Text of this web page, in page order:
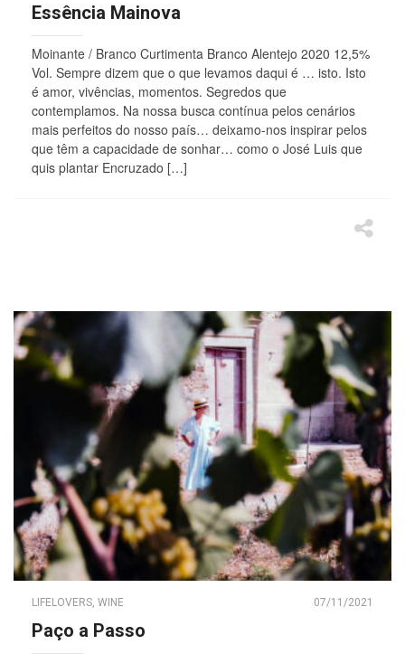
Essência Mainova
Moinante / Branco Curtimenta Branco Alentejo 2020 12,5%
Vol. Sempre dizem que o que levamos daqui é … isto. Isto
é amor, vivências, momentos. Segredos que
contemplamos. Na nossa busca contínua pelos cenários
mais perfeitos do nosso país… deixamo-nos inspirar pelos
que têm a capacidade de sonhar… como o José Luis que
quis plantar Encruzado […]
LIFELOVERS, WINE 07/11/2021
Paço a Passo